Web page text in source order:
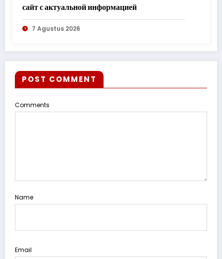
сайт с актуальной информацией
7 Agustus 2026
POST COMMENT
Comments
Name
Email